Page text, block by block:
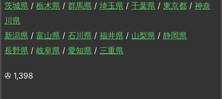
茨城県 / 栃木県 / 群馬県 / 埼玉県 / 千葉県 / 東京都 / 神奈
川県
新潟県 / 富山県 / 石川県 / 福井県 / 山梨県 / 静岡県
長野県 / 岐阜県 / 愛知県 / 三重県
✇ 1,398